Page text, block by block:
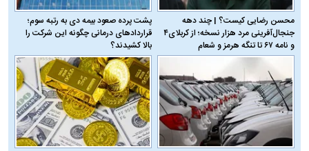
محسن رضایی کیست؟ | چند دهه
جنجال‌آفرینی مرد هزار نسخه؛ از کربلای۴
و نامه ۶۷ تا تنگه هرمز و شعام
پشت پرده صعود بیمه دی به رتبه سوم؛
قراردادهای درمانی چگونه این شرکت را
بالا کشیدند؟